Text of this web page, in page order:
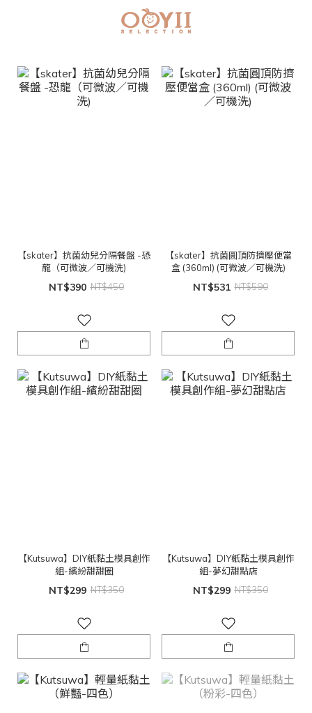
【skater】抗菌幼兒分隔餐盤 -恐
龍（可微波／可機洗)
NT$390 NT$450
【skater】抗菌圓頂防擠壓便當
盒 (360ml) (可微波／可機洗)
NT$531 NT$590
【Kutsuwa】DIY紙黏土模具創作
組-繽紛甜甜圈
NT$299 NT$350
【Kutsuwa】DIY紙黏土模具創作
組-夢幻甜點店
NT$299 NT$350